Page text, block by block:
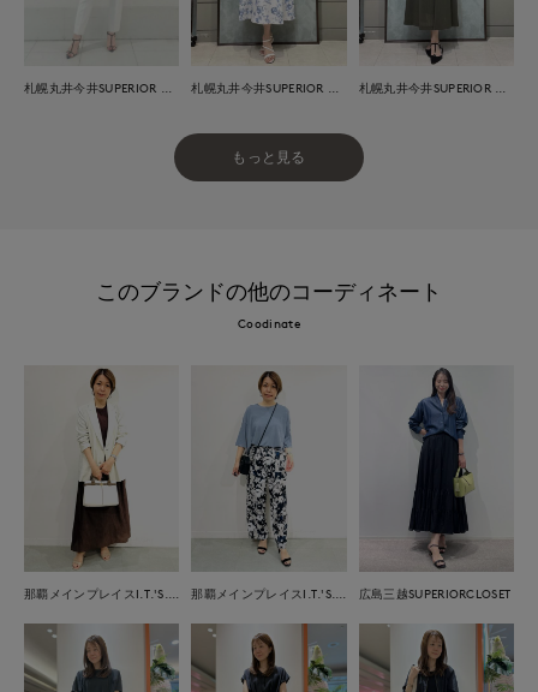
もっと見る
このブランドの他のコーディネート
Coodinate
広島三越SUPERIORCLOSET